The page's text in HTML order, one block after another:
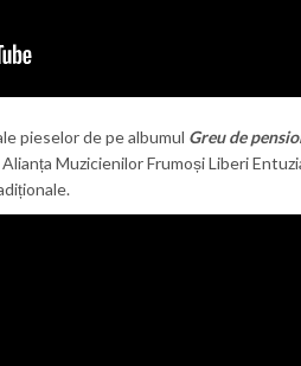
pieselor de pe albumul Greu de
Muzicienilor Frumoși Liberi